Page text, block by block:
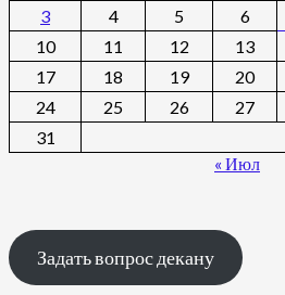
3
4 5 6
10
11 12 13
17
18 19 20
24
25 26 27
31
« Июл
Задать вопрос декану